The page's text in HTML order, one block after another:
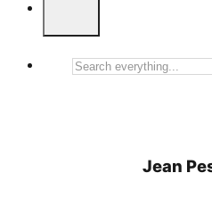
Search
Jean